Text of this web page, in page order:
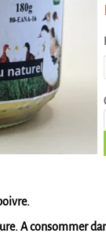
A consommer